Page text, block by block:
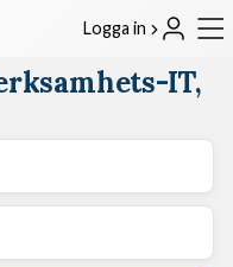
Logga in
IT,